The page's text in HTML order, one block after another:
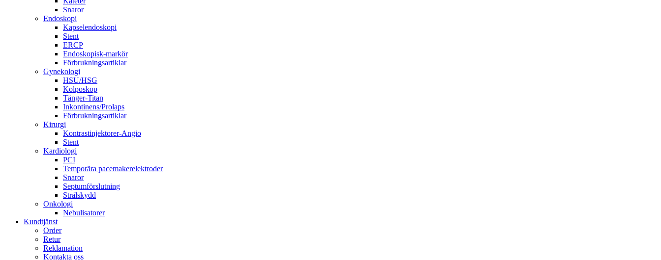
Snaror
Endoskopi
Kapselendoskopi
Stent
ERCP
Endoskopisk-markör
Förbrukningsartiklar
Gynekologi
HSU/HSG
Kolposkop
Tänger-Titan
Inkontinens/Prolaps
Förbrukningsartiklar
Kirurgi
Kontrastinjektorer-Angio
Stent
Kardiologi
PCI
Temporära pacemakerelektroder
Snaror
Septumförslutning
Strålskydd
Onkologi
Nebulisatorer
Kundtjänst
Order
Retur
Reklamation
Kontakta oss